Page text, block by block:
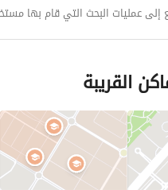
عمليات البحث التي قام بها
القريبة